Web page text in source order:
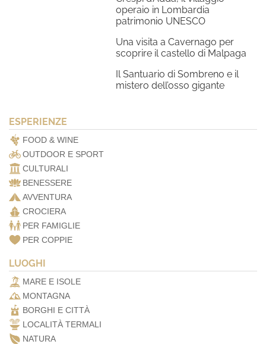
operaio in Lombardia
patrimonio UNESCO
Una visita a Cavernago per
scoprire il castello di Malpaga
Il Santuario di Sombreno e il
mistero dell’osso gigante
ESPERIENZE
FOOD & WINE
OUTDOOR E SPORT
CULTURALI
BENESSERE
AVVENTURA
CROCIERA
PER FAMIGLIE
PER COPPIE
LUOGHI
MARE E ISOLE
MONTAGNA
BORGHI E CITTÀ
LOCALITÀ TERMALI
NATURA